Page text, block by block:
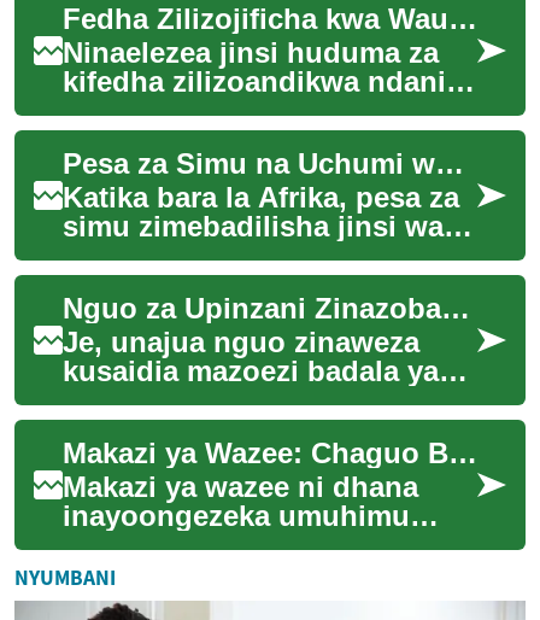
Fedha Zilizojificha kwa Wauzaji Wadogo
Ninaelezea jinsi huduma za
kifedha zilizoandikwa ndani
ya programu za biashara
zinabadilisha mtaji kwa
wauzaji wadogo...
Pesa za Simu na Uchumi wa Michezo Afrika
Katika bara la Afrika, pesa za
simu zimebadilisha jinsi watu
wanacheza na kulipa kwa
michezo. M-Pesa na mifumo
ya sim...
Nguo za Upinzani Zinazobadilisha Mazoezi
Je, unajua nguo zinaweza
kusaidia mazoezi badala ya
vifaa pekee? Wanasayansi
sasa wanatengeneza mavazi
yanayotenga up...
Makazi ya Wazee: Chaguo Bora la Maisha ya Uzeeni
Makazi ya wazee ni dhana
inayoongezeka umuhimu
wake katika jamii ya kisasa.
Hii ni fursa ya wazee kuishi
maisha ya ut...
NYUMBANI